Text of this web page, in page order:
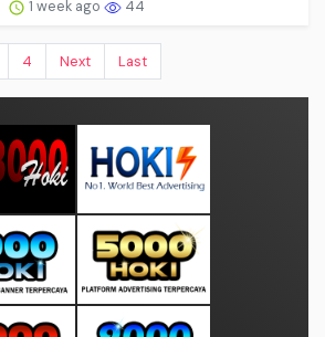
1 week ago 44
4 Next Last